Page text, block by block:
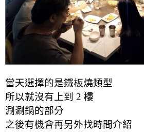
當天選擇的是鐵板燒類型
所以就沒有上到 2 樓
涮涮鍋的部分
之後有機會再另外找時間介紹